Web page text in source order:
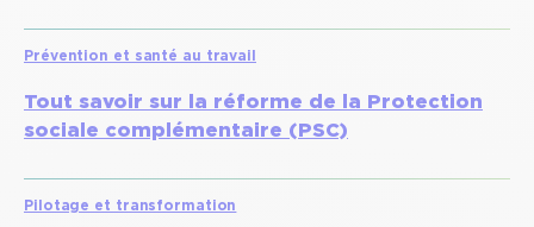
o
u
é
Prévention et santé au travail
Tout savoir sur la réforme de la Protection
sociale complémentaire (PSC)
Pilotage et transformation